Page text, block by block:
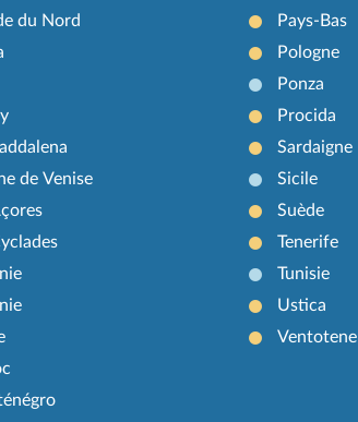
du Nord
de Venise
Pays-Bas
Pologne
Ponza
Procida
Sardaigne
Sicile
Suède
Tenerife
Tunisie
Ustica
Ventotene